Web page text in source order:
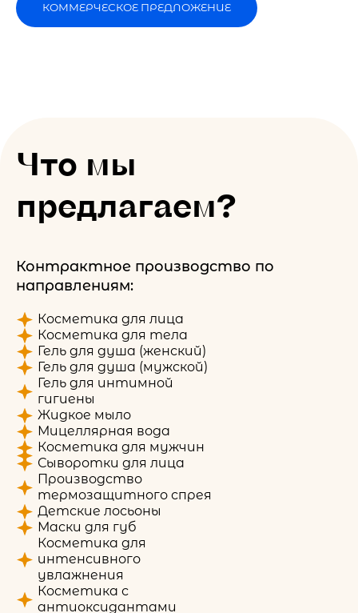
КОММЕРЧЕСКОЕ ПРЕДЛОЖЕНИЕ
Что мы
предлагаем?
Контрактное производство по
направлениям:
Косметика для лица
Косметика для тела
Гель для душа (женский)
Гель для душа (мужской)
Гель для интимной
гигиены
Жидкое мыло
Мицеллярная вода
Косметика для мужчин
Сыворотки для лица
Производство
термозащитного спрея
Детские лосьоны
Маски для губ
Косметика для
интенсивного
увлажнения
Косметика с
антиоксидантами